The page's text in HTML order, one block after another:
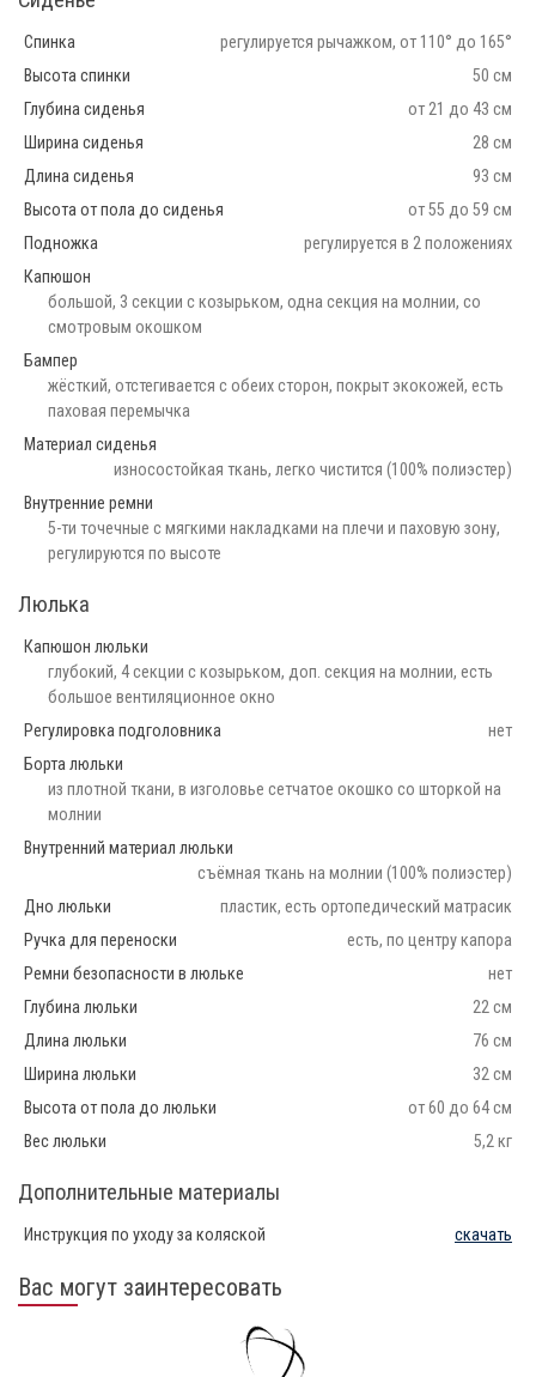
Спинка
регулируется рычажком, от 110° до 165°
Высота спинки
50 см
Глубина сиденья
от 21 до 43 см
Ширина сиденья
28 см
Длина сиденья
93 см
Высота от пола до сиденья
от 55 до 59 см
Подножка
регулируется в 2 положениях
Капюшон
большой, 3 секции с козырьком, одна секция на молнии, со
смотровым окошком
Бампер
жёсткий, отстегивается с обеих сторон, покрыт экокожей, есть
паховая перемычка
Материал сиденья
износостойкая ткань, легко чистится (100% полиэстер)
Внутренние ремни
5-ти точечные с мягкими накладками на плечи и паховую зону,
регулируются по высоте
Люлька
Капюшон люльки
глубокий, 4 секции с козырьком, доп. секция на молнии, есть
большое вентиляционное окно
Регулировка подголовника
нет
Борта люльки
из плотной ткани, в изголовье сетчатое окошко со шторкой на
молнии
Внутренний материал люльки
съёмная ткань на молнии (100% полиэстер)
Дно люльки
пластик, есть ортопедический матрасик
Ручка для переноски
есть, по центру капора
Ремни безопасности в люльке
нет
Глубина люльки
22 см
Длина люльки
76 см
Ширина люльки
32 см
Высота от пола до люльки
от 60 до 64 см
Вес люльки
5,2 кг
Дополнительные материалы
Инструкция по уходу за коляской скачать
Вас могут заинтересовать